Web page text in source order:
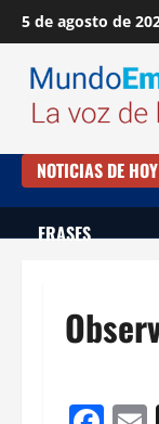
Saltar
al
contenido
5 de agosto de
NOTICIAS DE HOY
FRASES